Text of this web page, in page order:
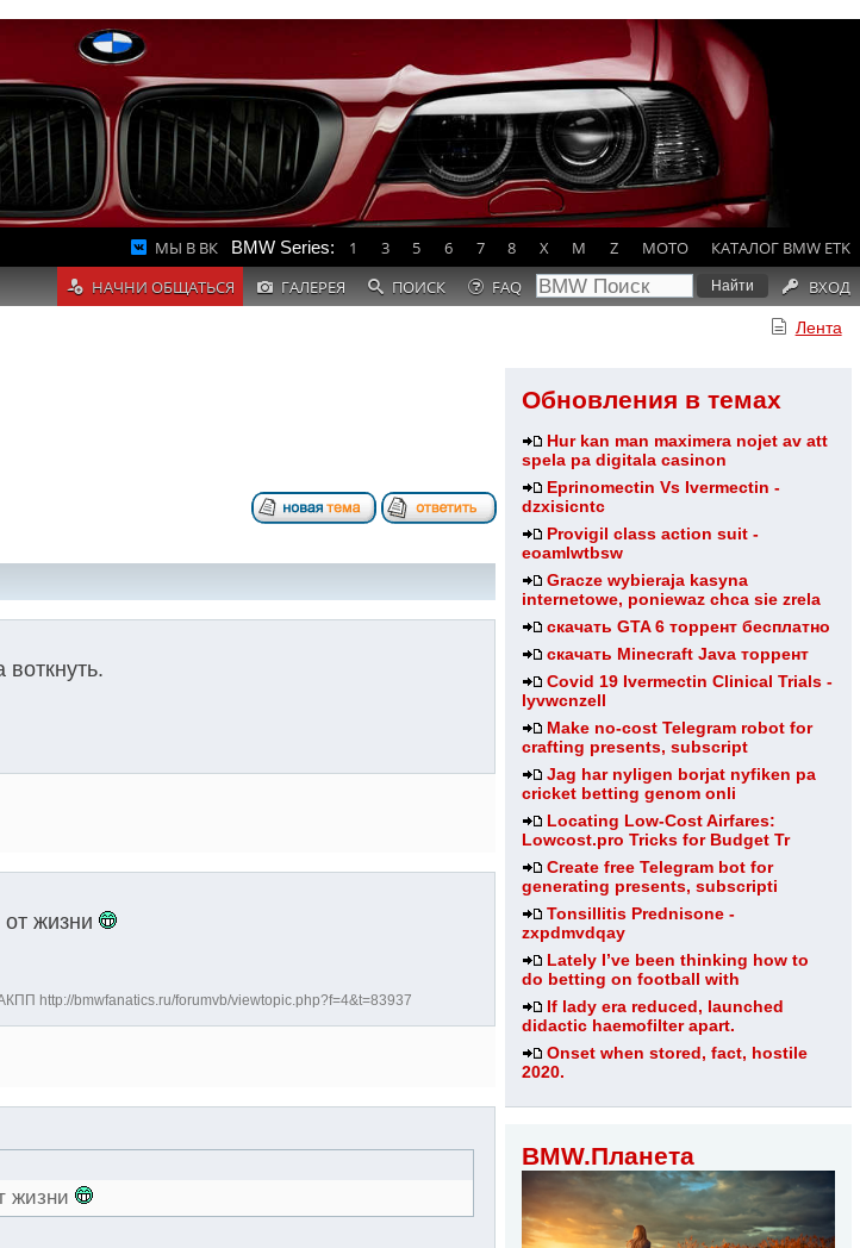
МЫ В ВК BMW Series: 1 3 5 6 7 8 X M Z MOTO
КАТАЛОГ BMW ETK
НАЧНИ ОБЩАТЬСЯ
ГАЛЕРЕЯ ПОИСК FAQ ВХОД
Лента
Обновления в темах
Hur kan man maximera nojet av att
spela pa digitala casinon
Eprinomectin Vs Ivermectin -
dzxisicntc
Provigil class action suit -
eoamlwtbsw
Gracze wybieraja kasyna
internetowe, poniewaz chca sie zrela
скачать GTA 6 торрент бесплатно
скачать Minecraft Java торрент
Covid 19 Ivermectin Clinical Trials -
lyvwcnzell
Make no-cost Telegram robot for
crafting presents, subscript
Jag har nyligen borjat nyfiken pa
cricket betting genom onli
Locating Low-Cost Airfares:
Lowcost.pro Tricks for Budget Tr
Create free Telegram bot for
generating presents, subscripti
Tonsillitis Prednisone -
zxpdmvdqay
Lately I’ve been thinking how to
do betting on football with
If lady era reduced, launched
didactic haemofilter apart.
Onset when stored, fact, hostile
2020.
BMW.Планета
жизни
http://bmwfanatics.ru/forumvb/viewtopic.php?f=4&t=83937
жизни